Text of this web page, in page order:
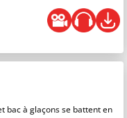
bac à glaçons se battent en